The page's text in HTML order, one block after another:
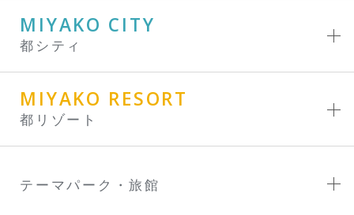
MIYAKO CITY
都シティ
MIYAKO RESORT
都リゾート
テーマパーク・旅館